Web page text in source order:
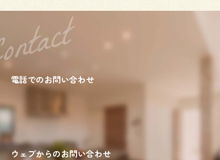
電話でのお問い合わせ
ウェブからのお問い合わせ